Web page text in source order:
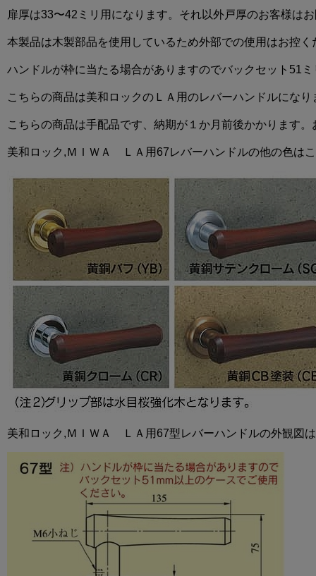
扉厚は33〜42ミリ用になります。それ以外戸厚のお客様は
本製品は木製部品を使用しているため外部での使用はお控く
ハンドルが枠に当たる場合がありますのでバックセット51
こちらの商品は美和ロックのＬＡ用のレバーハンドルにな
こちらの商品は手配品です、納期が１か月前後かかります
美和ロック,ＭＩＷＡ ＬＡ用67レバーハンドルの他の色は
美和ロック,ＭＩＷＡ ＬＡ用67型レバーハンドルの外観図